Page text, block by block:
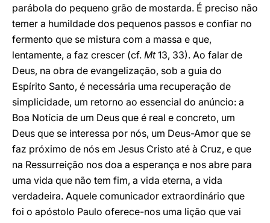
parábola do pequeno grão de mostarda. É preciso não
temer a humildade dos pequenos passos e confiar no
fermento que se mistura com a massa e que,
lentamente, a faz crescer (cf. Mt13, 33). Ao falar de
Deus, na obra de evangelização, sob a guia do
Espírito Santo, é necessária uma recuperação de
simplicidade, um retorno ao essencial do anúncio: a
Boa Notícia de um Deus que é real e concreto, um
Deus que se interessa por nós, um Deus-Amor que se
faz próximo de nós em Jesus Cristo até à Cruz, e que
na Ressurreição nos doa a esperança e nos abre para
uma vida que não tem fim, a vida eterna, a vida
verdadeira. Aquele comunicador extraordinário que
foi o apóstolo Paulo oferece-nos uma lição que vai